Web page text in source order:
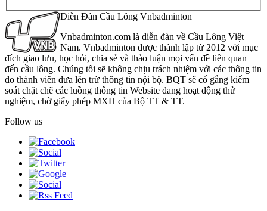
Diễn Đàn Cầu Lông Vnbadminton
Vnbadminton.com là diễn đàn về Cầu Lông Việt
Nam. Vnbadminton được thành lập từ 2012 với mục
đích giao lưu, học hỏi, chia sẻ và thảo luận mọi vấn đề liên quan
đến cầu lông. Chúng tôi sẽ không chịu trách nhiệm với các thông tin
do thành viên đưa lên trừ thông tin nội bộ. BQT sẽ cố gắng kiểm
soát chặt chẽ các luồng thông tin Website đang hoạt động thử
nghiệm, chờ giấy phép MXH của Bộ TT & TT.
Follow us